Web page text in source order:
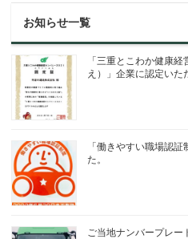
お知らせ一覧
「三重とこわか健康
え）」企業に認定いた
「働きやすい職場認
た。
ご当地ナンバープレー